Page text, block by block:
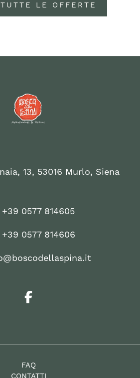
LE OFFERTE
13, 53016 Murlo, Siena
+39 0577 814605
+39 0577 814606
FAQ